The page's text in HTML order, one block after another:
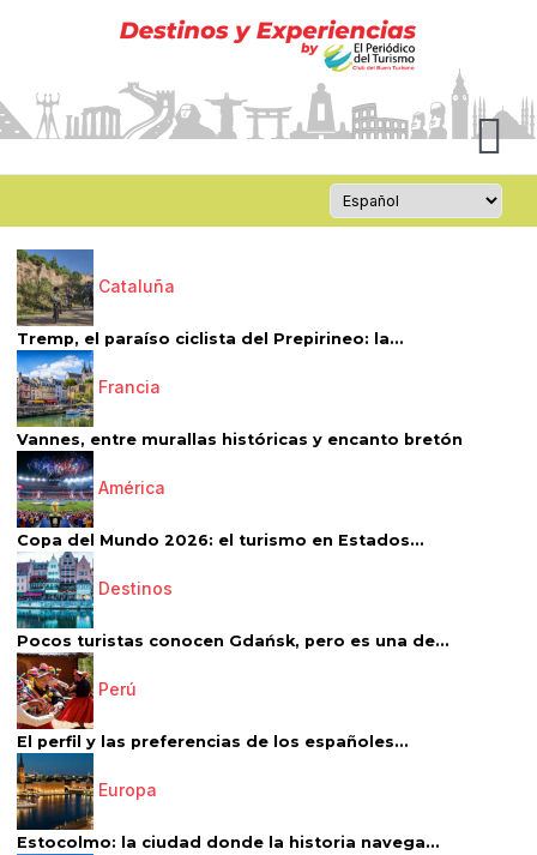
Cataluña
Tremp, el paraíso ciclista del Prepirineo: la...
Francia
Vannes, entre murallas históricas y encanto bretón
América
Copa del Mundo 2026: el turismo en Estados...
Destinos
Pocos turistas conocen Gdańsk, pero es una de...
Perú
El perfil y las preferencias de los españoles...
Europa
Estocolmo: la ciudad donde la historia navega...